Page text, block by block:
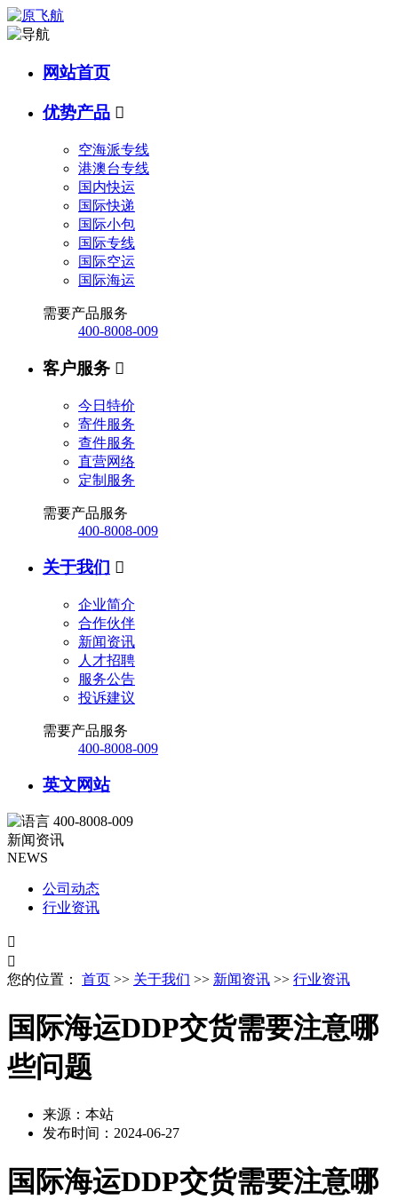
网站首页
优势产品 
空海派专线
港澳台专线
国内快运
国际快递
国际小包
国际专线
国际空运
国际海运
需要产品服务
400-8008-009
客户服务 
今日特价
寄件服务
查件服务
直营网络
定制服务
需要产品服务
400-8008-009
关于我们 
企业简介
合作伙伴
新闻资讯
人才招聘
服务公告
投诉建议
需要产品服务
400-8008-009
英文网站
400-8008-009
新闻资讯
NEWS
公司动态
行业资讯


您的位置：
首页 >> 关于我们 >> 新闻资讯 >> 行业资讯
国际海运DDP交货需要注意哪
些问题
来源：本站
发布时间： 2024-06-27
国际海运DDP交货需要注意哪